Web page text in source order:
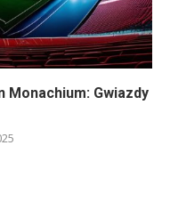
Monachium: Gwiazdy